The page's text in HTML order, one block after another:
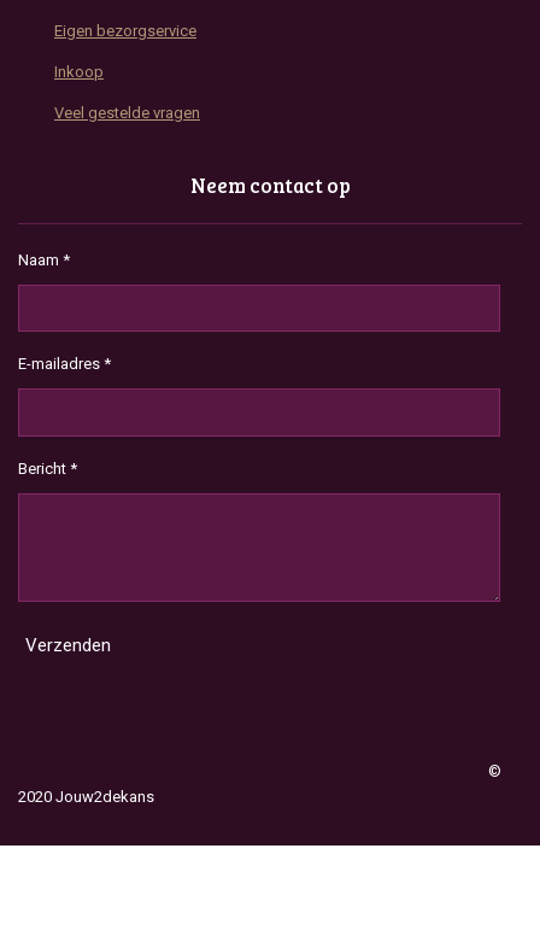
Eigen bezorgservice
Inkoop
Veel gestelde vragen
Neem contact op
Naam *
E-mailadres *
Bericht *
Verzenden
©
2020 Jouw2dekans